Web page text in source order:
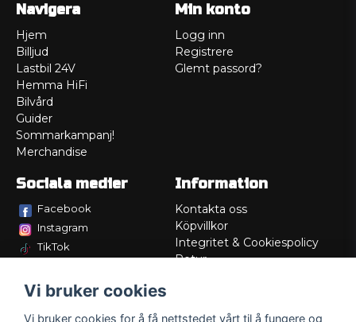
Navigera
Hjem
Billjud
Lastbil 24V
Hemma HiFi
Bilvård
Guider
Sommarkampanj!
Merchandise
Min konto
Logg inn
Registrere
Glemt passord?
Sociala medier
Facebook
Instagram
TikTok
Information
Kontakta oss
Köpvillkor
Integritet & Cookiespolicy
Retur
Lådritning
Vi bruker cookies
Vi bruker cookies for å få nettstedet vårt til å fungere og